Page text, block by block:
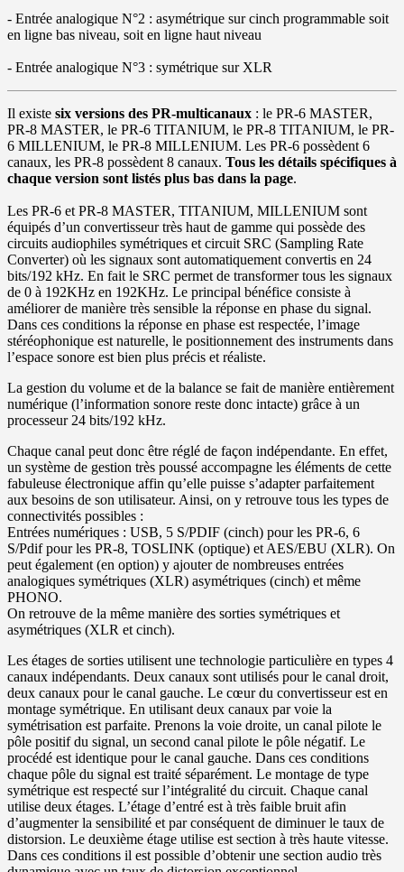
- Entrée analogique N°2 : asymétrique sur cinch programmable soit
en ligne bas niveau, soit en ligne haut niveau
- Entrée analogique N°3 : symétrique sur XLR
Il existe six versions des PR-multicanaux : le PR-6 MASTER,
PR-8 MASTER, le PR-6 TITANIUM, le PR-8 TITANIUM, le PR-
6 MILLENIUM, le PR-8 MILLENIUM. Les PR-6 possèdent 6
canaux, les PR-8 possèdent 8 canaux. Tous les détails spécifiques à
chaque version sont listés plus bas dans la page.
Les PR-6 et PR-8 MASTER, TITANIUM, MILLENIUM sont
équipés d’un convertisseur très haut de gamme qui possède des
circuits audiophiles symétriques et circuit SRC (Sampling Rate
Converter) où les signaux sont automatiquement convertis en 24
bits/192 kHz. En fait le SRC permet de transformer tous les signaux
de 0 à 192KHz en 192KHz. Le principal bénéfice consiste à
améliorer de manière très sensible la réponse en phase du signal.
Dans ces conditions la réponse en phase est respectée, l’image
stéréophonique est naturelle, le positionnement des instruments dans
l’espace sonore est bien plus précis et réaliste.
La gestion du volume et de la balance se fait de manière entièrement
numérique (l’information sonore reste donc intacte) grâce à un
processeur 24 bits/192 kHz.
Chaque canal peut donc être réglé de façon indépendante. En effet,
un système de gestion très poussé accompagne les éléments de cette
fabuleuse électronique affin qu’elle puisse s’adapter parfaitement
aux besoins de son utilisateur. Ainsi, on y retrouve tous les types de
connectivités possibles :
Entrées numériques : USB, 5 S/PDIF (cinch) pour les PR-6, 6
S/Pdif pour les PR-8, TOSLINK (optique) et AES/EBU (XLR). On
peut également (en option) y ajouter de nombreuses entrées
analogiques symétriques (XLR) asymétriques (cinch) et même
PHONO.
On retrouve de la même manière des sorties symétriques et
asymétriques (XLR et cinch).
Les étages de sorties utilisent une technologie particulière en types 4
canaux indépendants. Deux canaux sont utilisés pour le canal droit,
deux canaux pour le canal gauche. Le cœur du convertisseur est en
montage symétrique. En utilisant deux canaux par voie la
symétrisation est parfaite. Prenons la voie droite, un canal pilote le
pôle positif du signal, un second canal pilote le pôle négatif. Le
procédé est identique pour le canal gauche. Dans ces conditions
chaque pôle du signal est traité séparément. Le montage de type
symétrique est respecté sur l’intégralité du circuit. Chaque canal
utilise deux étages. L’étage d’entré est à très faible bruit afin
d’augmenter la sensibilité et par conséquent de diminuer le taux de
distorsion. Le deuxième étage utilise est section à très haute vitesse.
Dans ces conditions il est possible d’obtenir une section audio très